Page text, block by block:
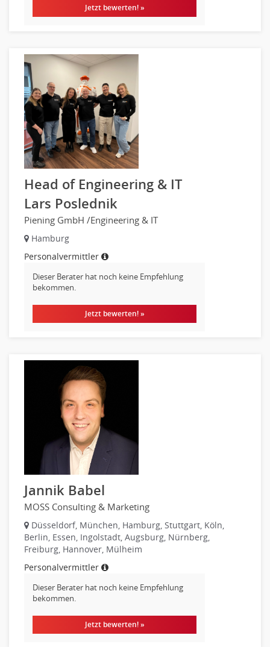
Jetzt bewerten! »
Head of Engineering & IT
Lars Poslednik
Piening GmbH /Engineering & IT
Hamburg
Personalvermittler
Dieser Berater hat noch keine Empfehlung
bekommen.
Jetzt bewerten! »
Jannik Babel
MOSS Consulting & Marketing
Düsseldorf, München, Hamburg, Stuttgart, Köln,
Berlin, Essen, Ingolstadt, Augsburg, Nürnberg,
Freiburg, Hannover, Mülheim
Personalvermittler
Dieser Berater hat noch keine Empfehlung
bekommen.
Jetzt bewerten! »